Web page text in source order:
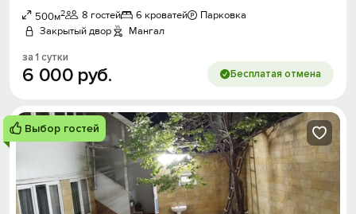
500м2 8 гостей 6 кроватей
Парковка
Закрытый двор
Мангал
за 1 сутки
6 000 руб. Бесплатая отмена
Выбор гостей